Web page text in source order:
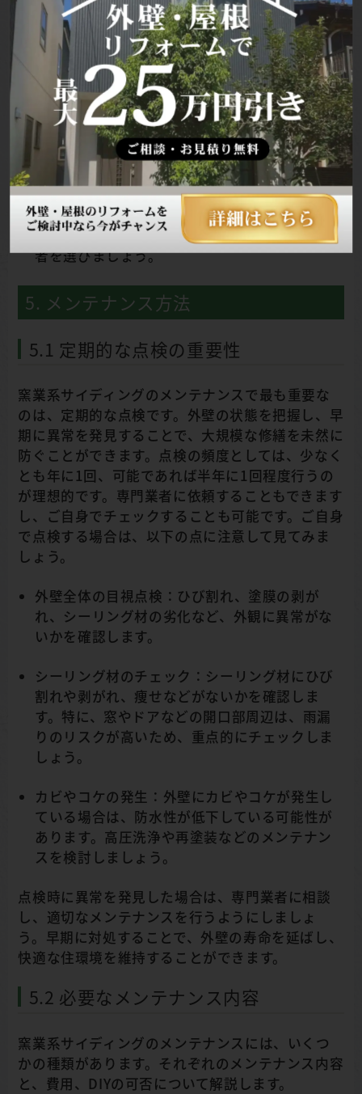
わせた最適な提案をしてくれる業者を選びまし
ょう。複数のプランを提示してくれる業者も良
いでしょう。
見積もりの詳細さ:見積もりの内容が詳細で、費
用の内訳が明確に記載されているかを確認しま
しょう。不明な点があれば、遠慮なく質問しま
しょう。
保証制度:万が一の事態に備えて、保証制度が充
実している業者を選びましょう。保証期間や保
証内容を確認し、安心して工事を依頼できる業
者を選びましょう。
5. メンテナンス方法
5.1 定期的な点検の重要性
窯業系サイディングのメンテナンスで最も重要な
のは、定期的な点検です。外壁の状態を把握し、早
期に異常を発見することで、大規模な修繕を未然に
防ぐことができます。点検の頻度としては、少なく
とも年に1回、可能であれば半年に1回程度行うの
が理想的です。専門業者に依頼することもできます
し、ご自身でチェックすることも可能です。ご自身
で点検する場合は、以下の点に注意して見てみま
しょう。
外壁全体の目視点検：ひび割れ、塗膜の剥が
れ、シーリング材の劣化など、外観に異常がな
いかを確認します。
シーリング材のチェック：シーリング材にひび
割れや剥がれ、痩せなどがないかを確認しま
す。特に、窓やドアなどの開口部周辺は、雨漏
りのリスクが高いため、重点的にチェックしま
しょう。
カビやコケの発生：外壁にカビやコケが発生し
ている場合は、防水性が低下している可能性が
あります。高圧洗浄や再塗装などのメンテナン
スを検討しましょう。
点検時に異常を発見した場合は、専門業者に相談
し、適切なメンテナンスを行うようにしましょ
う。早期に対処することで、外壁の寿命を延ばし、
快適な住環境を維持することができます。
5.2 必要なメンテナンス内容
窯業系サイディングのメンテナンスには、いくつ
かの種類があります。それぞれのメンテナンス内容
と、費用、DIYの可否について解説します。